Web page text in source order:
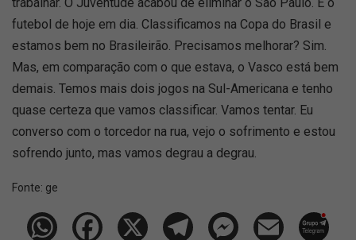
futebol de hoje em dia. Classificamos na Copa do Brasil e
estamos bem no Brasileirão. Precisamos melhorar? Sim.
Mas, em comparação com o que estava, o Vasco está bem
demais. Temos mais dois jogos na Sul-Americana e tenho
quase certeza que vamos classificar. Vamos tentar. Eu
converso com o torcedor na rua, vejo o sofrimento e estou
sofrendo junto, mas vamos degrau a degrau.
Fonte: ge